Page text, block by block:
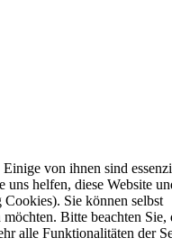
von ihnen sind
uns helfen, diese Website
Sie können selbst
Bitte beachten Sie,
alle Funktionalitäten der